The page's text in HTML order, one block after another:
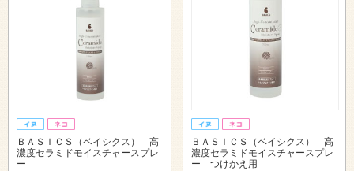
ＢＡＳＩＣＳ（ベイシクス） 高
濃度セラミドモイスチャースプレ
ー
ＢＡＳＩＣＳ（ベイシクス） 高
濃度セラミドモイスチャースプレ
ー つけかえ用